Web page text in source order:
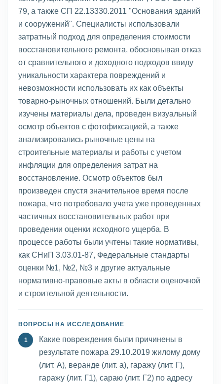
79, а также СП 22.13330.2011 "Основания зданий
и сооружений". Специалисты использовали
затратный подход для определения стоимости
восстановительного ремонта, обосновывая отказ
от сравнительного и доходного подходов ввиду
уникальности характера повреждений и
невозможности использовать их как объекты
товарно-рыночных отношений. Были детально
изучены материалы дела, проведен визуальный
осмотр объектов с фотофиксацией, а также
анализировались рыночные цены на
строительные материалы и работы с учетом
инфляции для определения затрат на
восстановление. Осмотр объектов был
произведен спустя значительное время после
пожара, что потребовало учета уже проведенных
частичных восстановительных работ при
проведении оценки исходного ущерба. В
процессе работы были учтены такие нормативы,
как СНиП 3.03.01-87, Федеральные стандарты
оценки №1, №2, №3 и другие актуальные
нормативно-правовые акты в области оценочной
и строительной деятельности.
ВОПРОСЫ НА ИССЛЕДОВАНИЕ
Какие повреждения были причинены в
результате пожара 29.10.2019 жилому дому
(лит. А), веранде (лит. а), гаражу (лит. Г),
гаражу (лит. Г1), сараю (лит. Г2) по адресу